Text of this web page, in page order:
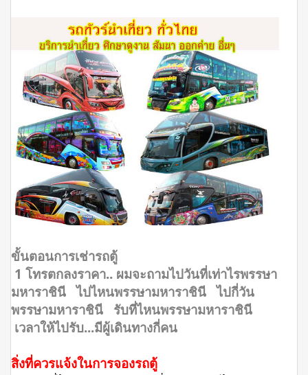
ขั้นตอนการเช่ารถตู้
1 โทรตกลงราคา.. ผมจะถามไปวันที่เท่าไรพรรษา
มหาราชินี ไปไหนพรรษามหาราชินี ไปกี่วัน
พรรษามหาราชินี รับที่ไหนพรรษามหาราชินี
เวลาให้ไปรับ...มีผู้เดินทางกี่คน
สิ่งที่ควรแจ้งในการจองรถตู้